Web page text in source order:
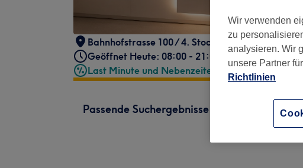
Bahnhofstrasse 100 / 4. Stock Zürich, Kreis 1,
Geöffnet Heute: 08:00 - 21:00
Last Minute und Nebenzeiten
Passende Suchergebnisse
Wir verwenden
zu
analysieren. Wir
unsere Partner
Richtlinien